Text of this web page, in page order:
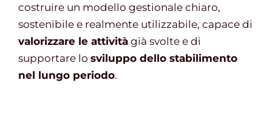
costruire un modello gestionale chiaro,
sostenibile e realmente utilizzabile, capace di
valorizzare le attività già svolte e di
supportare lo sviluppo dello stabilimento
nel lungo periodo.